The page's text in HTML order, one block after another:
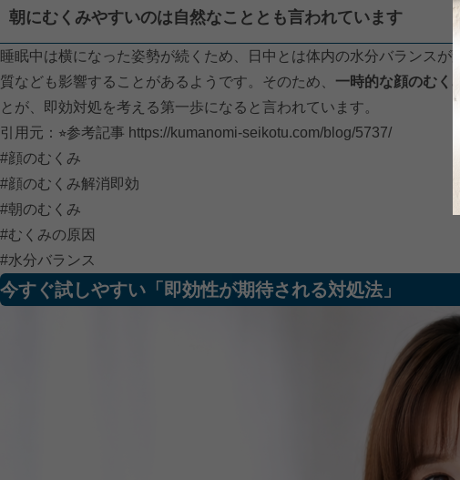
朝にむくみやすいのは自然なこととも言われています
睡眠中は横になった姿勢が続くため、日中とは体内の水分バランス
質なども影響することがあるようです。そのため、 一時的な顔のむく
とが、即効対処を考える第一歩になると言われています。
引用元：⭐︎参考記事 https://kumanomi-seikotu.com/blog/5737/
#顔のむくみ
#顔のむくみ解消即効
#朝のむくみ
#むくみの原因
#水分バランス
今すぐ試しやすい「即効性が期待される対処法」